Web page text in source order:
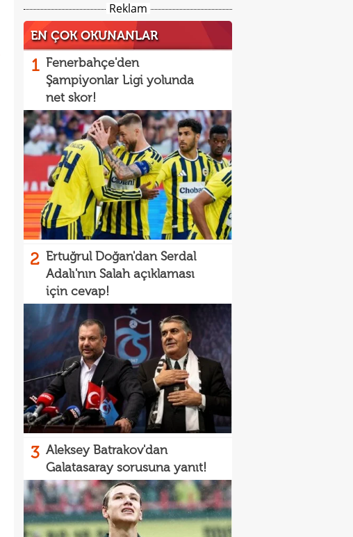
Reklam
EN ÇOK OKUNANLAR
1 Fenerbahçe'den
Şampiyonlar Ligi yolunda
net skor!
2 Ertuğrul Doğan'dan Serdal
Adalı'nın Salah açıklaması
için cevap!
3 Aleksey Batrakov'dan
Galatasaray sorusuna yanıt!